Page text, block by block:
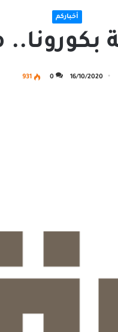
أخباركم
16/10/2020
0
931